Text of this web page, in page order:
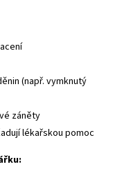
(např. vymknutý
záněty
lékařskou pomoc